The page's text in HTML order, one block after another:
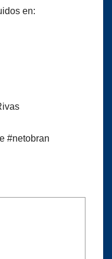
en:
#netobran